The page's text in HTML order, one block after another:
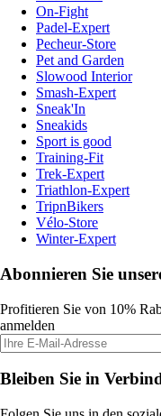
On-Fight
Padel-Expert
Pecheur-Store
Pet and Garden
Slowood Interior
Smash-Expert
Sneak'In
Sneakids
Sport is good
Training-Fit
Trek-Expert
Triathlon-Expert
TripnBikers
Vélo-Store
Winter-Expert
Abonnieren Sie
Profitieren Sie von 10%
anmelden
Bleiben Sie in